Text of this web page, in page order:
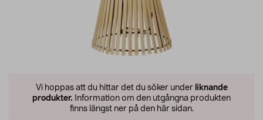
Vi hoppas att du hittar det du söker under liknande
produkter. Information om den utgångna produkten
finns längst ner på den här sidan.